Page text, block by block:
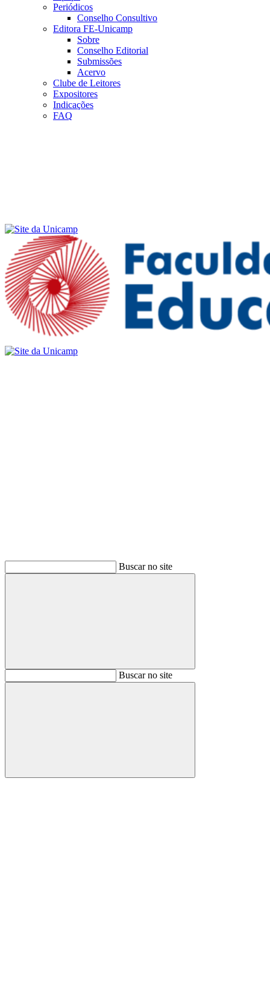
Periódicos
Conselho Consultivo
Editora FE-Unicamp
Sobre
Conselho Editorial
Submissões
Acervo
Clube de Leitores
Expositores
Indicações
FAQ
Buscar no site
BuscarBuscar no site
Buscar